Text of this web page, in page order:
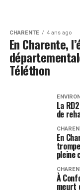
CHARENTE 4 ans ago
En Charente,
Téléthon
La
de
En
pleine
À
meurt